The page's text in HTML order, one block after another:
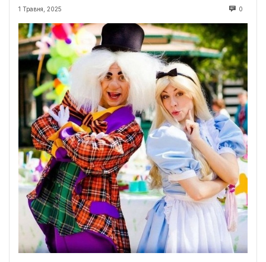
1 Травня, 2025 0